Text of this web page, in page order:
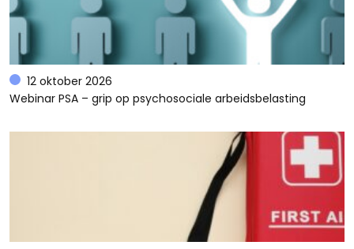
12 oktober 2026
Webinar PSA – grip op psychosociale arbeidsbelasting